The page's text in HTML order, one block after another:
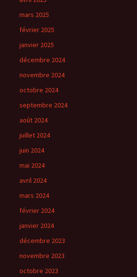
mars 2025
février 2025
janvier 2025
décembre 2024
novembre 2024
octobre 2024
septembre 2024
août 2024
juillet 2024
juin 2024
mai 2024
avril 2024
mars 2024
février 2024
janvier 2024
décembre 2023
novembre 2023
octobre 2023